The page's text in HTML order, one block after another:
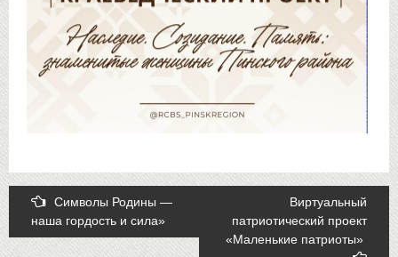
Post
navigation
Символы Родины —
наша гордость и сила»
Виртуальный
патриотический проект
«Маленькие патриоты»